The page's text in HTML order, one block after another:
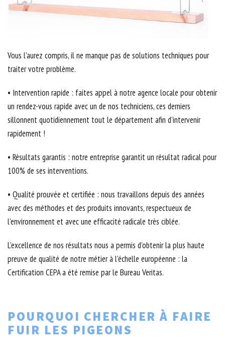
Vous l’aurez compris, il ne manque pas de solutions techniques pour
traiter votre problème.
• Intervention rapide : faites appel à notre agence locale pour obtenir
un rendez-vous rapide avec un de nos techniciens, ces derniers
sillonnent quotidiennement tout le département afin d’intervenir
rapidement !
• Résultats garantis : notre entreprise garantit un résultat radical pour
100% de ses interventions.
• Qualité prouvée et certifiée : nous travaillons depuis des années
avec des méthodes et des produits innovants, respectueux de
l’environnement et avec une efficacité radicale très ciblée.
L’excellence de nos résultats nous a permis d’obtenir la plus haute
preuve de qualité de notre métier à l’échelle européenne : la
Certification CEPA a été remise par le Bureau Veritas.
POURQUOI CHERCHER À FAIRE
FUIR LES PIGEONS